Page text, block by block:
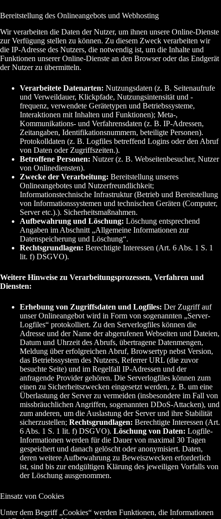
Bereitstellung des Onlineangebots und Webhosting
Wir verarbeiten die Daten der Nutzer, um ihnen unsere Online-Dienste
zur Verfügung stellen zu können. Zu diesem Zweck verarbeiten wir
die IP-Adresse des Nutzers, die notwendig ist, um die Inhalte und
Funktionen unserer Online-Dienste an den Browser oder das Endgerät
der Nutzer zu übermitteln.
Verarbeitete Datenarten: Nutzungsdaten (z. B. Seitenaufrufe
und Verweildauer, Klickpfade, Nutzungsintensität und -
frequenz, verwendete Gerätetypen und Betriebssysteme,
Interaktionen mit Inhalten und Funktionen); Meta-,
Kommunikations- und Verfahrensdaten (z. B. IP-Adressen,
Zeitangaben, Identifikationsnummern, beteiligte Personen).
Protokolldaten (z. B. Logfiles betreffend Logins oder den Abruf
von Daten oder Zugriffszeiten.).
Betroffene Personen: Nutzer (z. B. Webseitenbesucher, Nutzer
von Onlinediensten).
Zwecke der Verarbeitung: Bereitstellung unseres
Onlineangebotes und Nutzerfreundlichkeit;
Informationstechnische Infrastruktur (Betrieb und Bereitstellung
von Informationssystemen und technischen Geräten (Computer,
Server etc.).). Sicherheitsmaßnahmen.
Aufbewahrung und Löschung: Löschung entsprechend
Angaben im Abschnitt „Allgemeine Informationen zur
Datenspeicherung und Löschung“.
Rechtsgrundlagen: Berechtigte Interessen (Art. 6 Abs. 1 S. 1
lit. f) DSGVO).
Weitere Hinweise zu Verarbeitungsprozessen, Verfahren und
Diensten:
Erhebung von Zugriffsdaten und Logfiles: Der Zugriff auf
unser Onlineangebot wird in Form von sogenannten „Server-
Logfiles“ protokolliert. Zu den Serverlogfiles können die
Adresse und der Name der abgerufenen Webseiten und Dateien,
Datum und Uhrzeit des Abrufs, übertragene Datenmengen,
Meldung über erfolgreichen Abruf, Browsertyp nebst Version,
das Betriebssystem des Nutzers, Referrer URL (die zuvor
besuchte Seite) und im Regelfall IP-Adressen und der
anfragende Provider gehören. Die Serverlogfiles können zum
einen zu Sicherheitszwecken eingesetzt werden, z. B. um eine
Überlastung der Server zu vermeiden (insbesondere im Fall von
missbräuchlichen Angriffen, sogenannten DDoS-Attacken), und
zum anderen, um die Auslastung der Server und ihre Stabilität
sicherzustellen; Rechtsgrundlagen: Berechtigte Interessen (Art.
6 Abs. 1 S. 1 lit. f) DSGVO). Löschung von Daten: Logfile-
Informationen werden für die Dauer von maximal 30 Tagen
gespeichert und danach gelöscht oder anonymisiert. Daten,
deren weitere Aufbewahrung zu Beweiszwecken erforderlich
ist, sind bis zur endgültigen Klärung des jeweiligen Vorfalls von
der Löschung ausgenommen.
Einsatz von Cookies
Unter dem Begriff „Cookies“ werden Funktionen, die Informationen